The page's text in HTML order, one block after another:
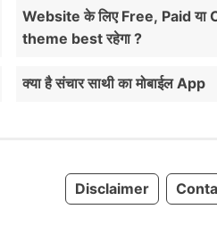
Website के लिए Free, Paid या
theme best रहेगा ?
क्या है संचार साथी का मोबाईल App
Disclaimer